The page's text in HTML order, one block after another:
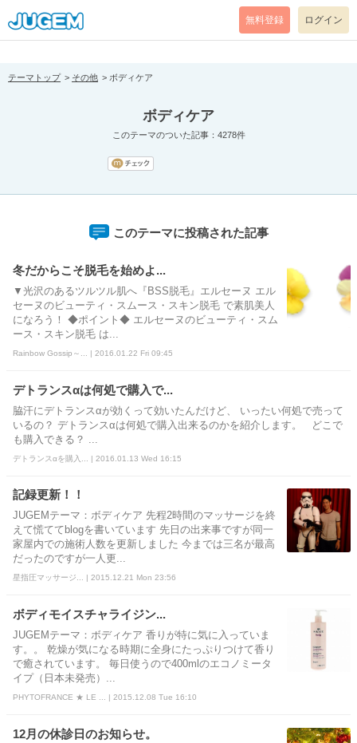
[pear_error: message="Success" code=0 mode=return level=notice
prefix="" info=""]
無料登録 ログイン
テーマトップ その他 ボディケア
ボディケア
このテーマのついた記事：4278件
このテーマに投稿された記事
冬だからこそ脱毛を始めよ...
▼光沢のあるツルツル肌へ『BSS脱毛』エルセーヌ エル
セーヌのビューティ・スムース・スキン脱毛 で素肌美人
になろう！ ◆ポイント◆ エルセーヌのビューティ・スム
ース・スキン脱毛 は...
Rainbow Gossip～... | 2016.01.22 Fri 09:45
デトランスαは何処で購入で...
脇汗にデトランスαが効くって効いたんだけど、 いったい何処で売って
いるの？ デトランスαは何処で購入出来るのかを紹介します。 どこで
も購入できる？ ...
デトランスαを購入... | 2016.01.13 Wed 16:15
記録更新！！
JUGEMテーマ：ボディケア 先程2時間のマッサージを終
えて慌ててblogを書いています 先日の出来事ですが同一
家屋内での施術人数を更新しました 今までは三名が最高
だったのですが一人更...
星指圧マッサージ... | 2015.12.21 Mon 23:56
ボディモイスチャライジン...
JUGEMテーマ：ボディケア 香りが特に気に入っていま
す。。 乾燥が気になる時期に全身にたっぷりつけて香り
で癒されています。 毎日使うので400mlのエコノミータ
イプ（日本未発売）...
PHYTOFRANCE ★ LE ... | 2015.12.08 Tue 16:10
12月の休診日のお知らせ。